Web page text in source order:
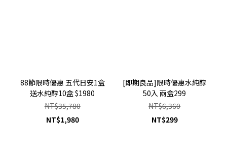
88節限時優惠 五代日安1盒
送水純醇10盒 $1980
NT$35,780
NT$1,980
[即期良品]限時優惠水純醇
50入 兩盒299
NT$6,360
NT$299